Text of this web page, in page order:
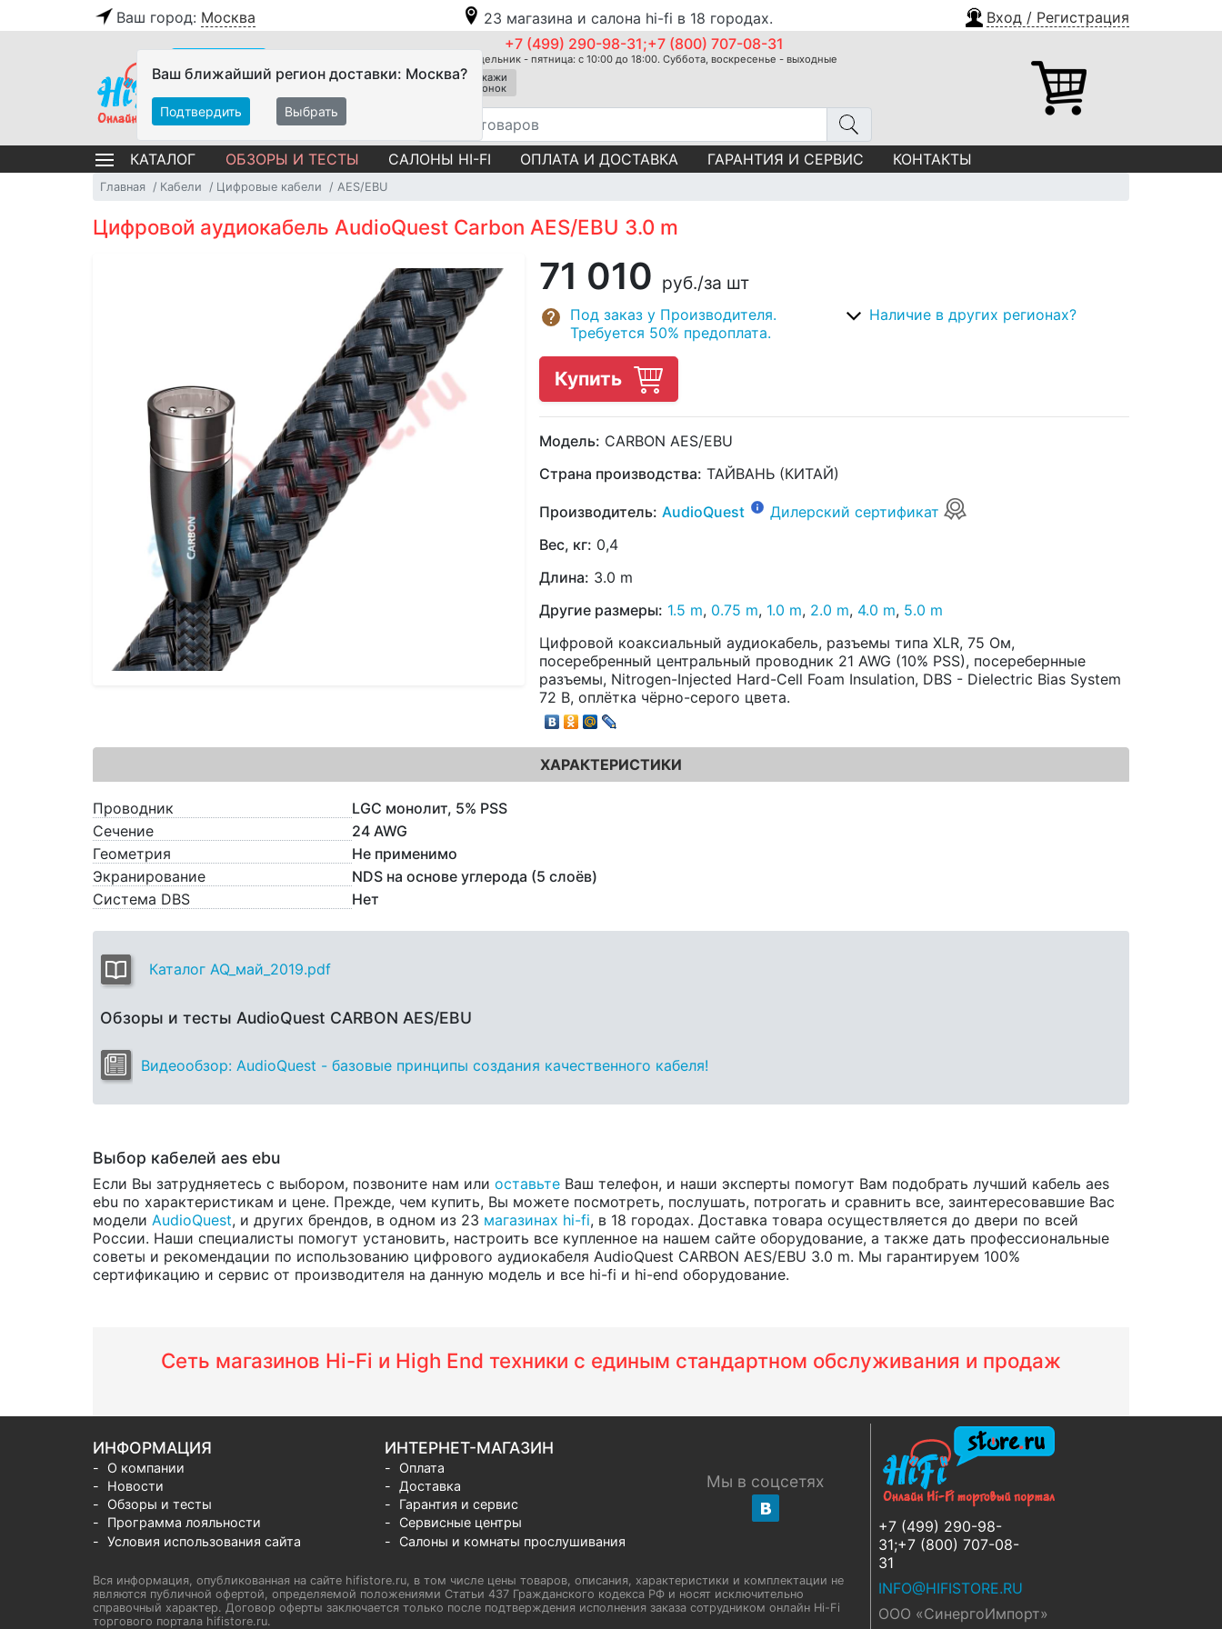
Ваш город: Москва 23 магазина и салона hi-fi в 18 городах. Вход / Регистрация
Ваш ближайший регион доставки: Москва?
Подтвердить Выбрать
+7 (499) 290-98-31;+7 (800) 707-08-31
Понедельник - пятница: с 10:00 до 18:00. Суббота, воскресенье - выходные
Закажи
звонок
КАТАЛОГ ОБЗОРЫ И ТЕСТЫ САЛОНЫ HI-FI ОПЛАТА И ДОСТАВКА ГАРАНТИЯ И СЕРВИС КОНТАКТЫ
Главная Кабели Цифровые кабели AES/EBU
Цифровой аудиокабель AudioQuest Carbon AES/EBU 3.0 m
71 010 руб./за шт
Под заказ у Производителя.
Требуется 50% предоплата.
Наличие в других регионах?
Купить
Модель: CARBON AES/EBU
Страна производства: ТАЙВАНЬ (КИТАЙ)
Производитель: AudioQuest
Дилерский сертификат
Вес, кг: 0,4
Длина: 3.0 m
Другие размеры: 1.5 m, 0.75 m, 1.0 m, 2.0 m, 4.0 m, 5.0 m
Цифровой коаксиальный аудиокабель, разъемы типа XLR, 75 Ом,
посеребренный центральный проводник 21 AWG (10% PSS), посеребернные
разъемы, Nitrogen-Injected Hard-Cell Foam Insulation, DBS - Dielectric Bias System
72 В, оплётка чёрно-серого цвета.
ХАРАКТЕРИСТИКИ
Проводник
LGC монолит, 5% PSS
Сечение
24 AWG
Геометрия
Не применимо
Экранирование
NDS на основе углерода (5 слоёв)
Система DBS
Нет
Каталог AQ_май_2019.pdf
Обзоры и тесты AudioQuest CARBON AES/EBU
Видеообзор: AudioQuest - базовые принципы создания качественного кабеля!
Выбор кабелей aes ebu
Если Вы затрудняетесь с выбором, позвоните нам или оставьте Ваш телефон, и наши эксперты помогут Вам подобрать лучший кабель aes
ebu по характеристикам и цене. Прежде, чем купить, Вы можете посмотреть, послушать, потрогать и сравнить все, заинтересовавшие Вас
модели AudioQuest, и других брендов, в одном из 23 магазинах hi-fi, в 18 городах. Доставка товара осуществляется до двери по всей
России. Наши специалисты помогут установить, настроить все купленное на нашем сайте оборудование, а также дать профессиональные
советы и рекомендации по использованию цифрового аудиокабеля AudioQuest CARBON AES/EBU 3.0 m. Мы гарантируем 100%
сертификацию и сервис от производителя на данную модель и все hi-fi и hi-end оборудование.
Сеть магазинов Hi-Fi и High End техники с единым стандартном обслуживания и продаж
+7 (499) 290-98-
31;+7 (800) 707-08-
31
INFO@HIFISTORE.RU
ООО «СинергоИмпорт»
ИНФОРМАЦИЯ
О компании
Новости
Обзоры и тесты
Программа лояльности
Условия использования сайта
ИНТЕРНЕТ-МАГАЗИН
Оплата
Доставка
Гарантия и сервис
Сервисные центры
Салоны и комнаты прослушивания
Мы в соцсетях
Вся информация, опубликованная на сайте hifistore.ru, в том числе цены товаров, описания, характеристики и комплектации не
являются публичной офертой, определяемой положениями Статьи 437 Гражданского кодекса РФ и носят исключительно
справочный характер. Договор оферты заключается только после подтверждения исполнения заказа сотрудником онлайн Hi-Fi
торгового портала hifistore.ru.